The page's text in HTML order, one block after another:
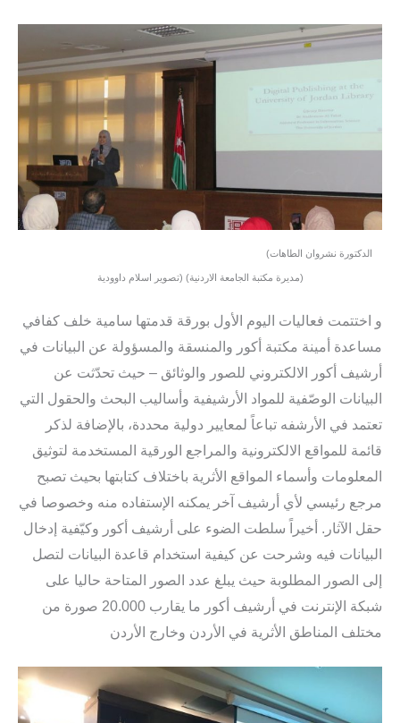
(الدكتورة نشروان الطاهات
(مديرة مكتبة الجامعة الاردنية) (تصوير اسلام داوودية
و اختتمت فعاليات اليوم الأول بورقة قدمتها سامية خلف كفافي
مساعدة أمينة مكتبة أكور والمنسقة والمسؤولة عن البيانات في
أرشيف أكور الالكتروني للصور والوثائق – حيث تحدّثت عن
البيانات الوصّفية للمواد الأرشيفية وأساليب البحث والحقول التي
تعتمد في الأرشفه تباعاً لمعايير دولية محددة، بالإضافة لذكر
قائمة للمواقع الالكترونية والمراجع الورقية المستخدمة لتوثيق
المعلومات وأسماء المواقع الأثرية باختلاف كتابتها بحيث تصبح
مرجع رئيسي لأي أرشيف آخر يمكنه الإستفاده منه وخصوصا في
حقل الآثار. أخيراً سلطت الضوء على أرشيف أكور وكيّفية إدخال
البيانات فيه وشرحت عن كيفية استخدام قاعدة البيانات لتصل
إلى الصور المطلوبة حيث يبلغ عدد الصور المتاحة حاليا على
شبكة الإنترنت في أرشيف أكور ما يقارب 20.000 صورة من
مختلف المناطق الأثرية في الأردن وخارج الأردن